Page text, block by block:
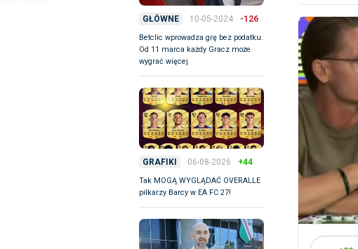
GŁÓWNE 10-05-2024 -126
Betclic wprowadza grę bez podatku.
Od 11 marca każdy Gracz może
wygrać więcej
GRAFIKI 06-08-2026 +44
Tak MOGĄ WYGLĄDAĆ OVERALLE
piłkarzy Barcy w EA FC 27!